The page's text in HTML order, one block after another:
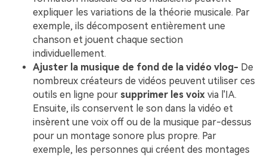
expliquer les variations de la théorie musicale. Par
exemple, ils décomposent entièrement une
chanson et jouent chaque section
individuellement.
Ajuster la musique de fond de la vidéo vlog- De
nombreux créateurs de vidéos peuvent utiliser ces
outils en ligne pour supprimer les voix via l'IA.
Ensuite, ils conservent le son dans la vidéo et
insèrent une voix off ou de la musique par-dessus
pour un montage sonore plus propre. Par
exemple, les personnes qui créent des montages